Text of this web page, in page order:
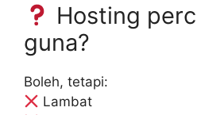
Hosting
guna?
Boleh, tetapi:
Lambat